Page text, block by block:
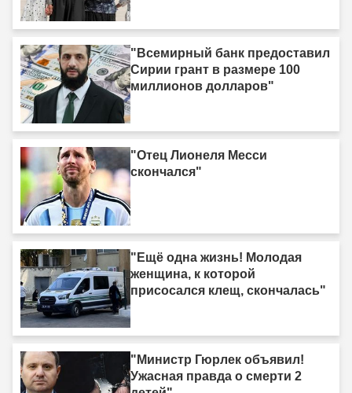
"Всемирный банк предоставил
Сирии грант в размере 100
миллионов долларов"
"Отец Лионеля Месси
скончался"
"Ещё одна жизнь! Молодая
женщина, к которой
присосался клещ, скончалась"
"Министр Гюрлек объявил!
Ужасная правда о смерти 2